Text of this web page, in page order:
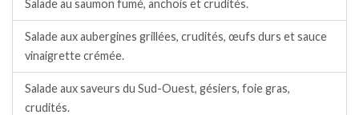
Salade au saumon fumé, anchois et crudités.
Salade aux aubergines grillées, crudités, œufs durs et sauce
vinaigrette crémée.
Salade aux saveurs du Sud-Ouest, gésiers, foie gras,
crudités.